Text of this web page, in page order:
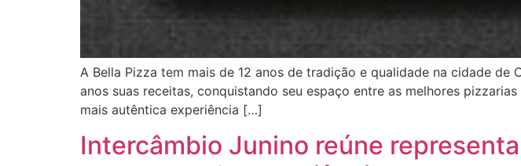
A Bella Pizza tem mais de 12 anos de tradição e qualidade na cidade
anos suas receitas, conquistando seu espaço entre as melhores
mais autêntica experiência […]
Intercâmbio Junino reúne